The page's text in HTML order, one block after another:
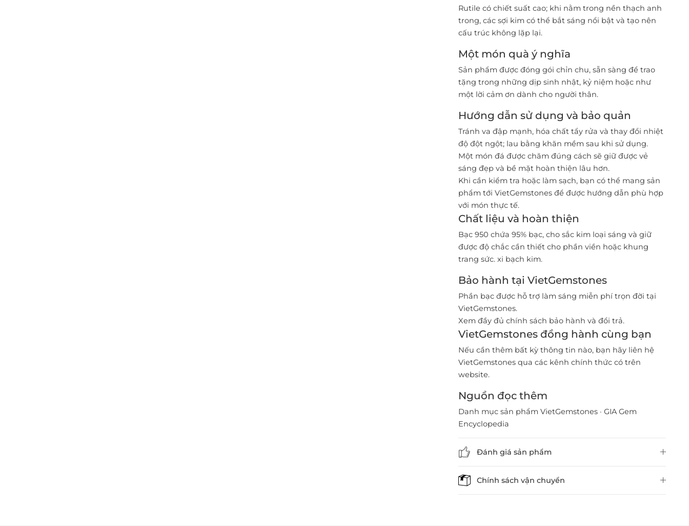
Rutile có chiết suất cao; khi nằm trong nền thạch anh
trong, các sợi kim có thể bắt sáng nổi bật và tạo nên
cấu trúc không lặp lại.
Một món quà ý nghĩa
Sản phẩm được đóng gói chỉn chu, sẵn sàng để trao
tặng trong những dịp sinh nhật, kỷ niệm hoặc như
một lời cảm ơn dành cho người thân.
Hướng dẫn sử dụng và bảo quản
Tránh va đập mạnh, hóa chất tẩy rửa và thay đổi nhiệt
độ đột ngột; lau bằng khăn mềm sau khi sử dụng.
Một món đá được chăm đúng cách sẽ giữ được vẻ
sáng đẹp và bề mặt hoàn thiện lâu hơn.
Khi cần kiểm tra hoặc làm sạch, bạn có thể mang sản
phẩm tới VietGemstones để được hướng dẫn phù hợp
với món thực tế.
Chất liệu và hoàn thiện
Bạc 950 chứa 95% bạc, cho sắc kim loại sáng và giữ
được độ chắc cần thiết cho phần viền hoặc khung
trang sức. xi bạch kim.
Bảo hành tại VietGemstones
Phần bạc được hỗ trợ làm sáng miễn phí trọn đời tại
VietGemstones.
Xem đầy đủ chính sách bảo hành và đổi trả.
VietGemstones đồng hành cùng bạn
Nếu cần thêm bất kỳ thông tin nào, bạn hãy liên hệ
VietGemstones qua các kênh chính thức có trên
website.
Nguồn đọc thêm
Danh mục sản phẩm VietGemstones ·GIA Gem
Encyclopedia
Đánh giá sản phẩm
Chính sách vận chuyển